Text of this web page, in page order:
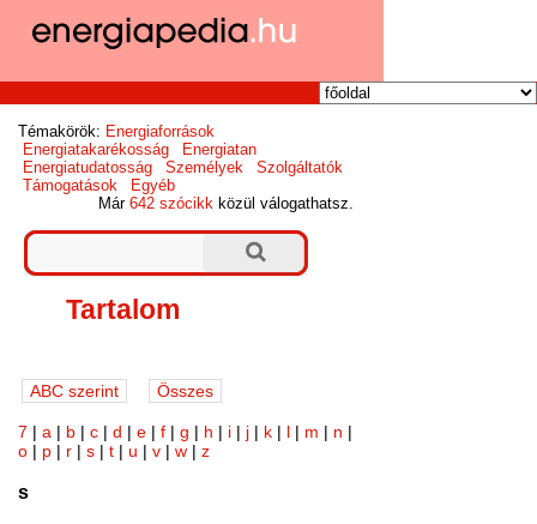
Témakörök: Energiaforrások
Energiatakarékosság
Energiatan
Energiatudatosság
Személyek
Szolgáltatók
Támogatások
Egyéb
Már642 szócikk közül válogathatsz.
Tartalom
7 |a | b |c |d |e |f |g | h | i | j | k | l | m | n |
o | p | r |s |t |u |v |w |z
s